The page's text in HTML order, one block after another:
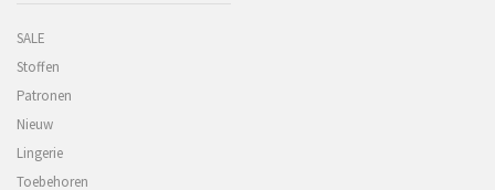
SALE
Stoffen
Patronen
Nieuw
Lingerie
Toebehoren